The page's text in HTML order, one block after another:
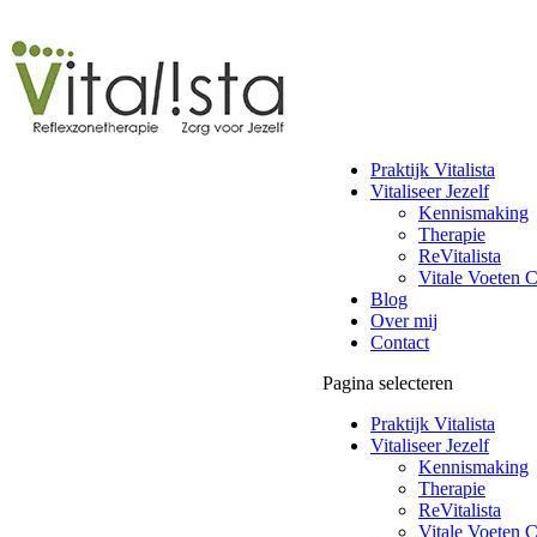
Praktijk Vitalista
Vitaliseer Jezelf
Kennismaking
Therapie
ReVitalista
Vitale Voeten
Blog
Over mij
Contact
Pagina selecteren
Praktijk Vitalista
Vitaliseer Jezelf
Kennismaking
Therapie
ReVitalista
Vitale Voeten